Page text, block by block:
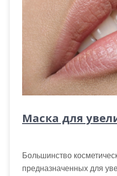
Маска для
Большинство
предназначенных для